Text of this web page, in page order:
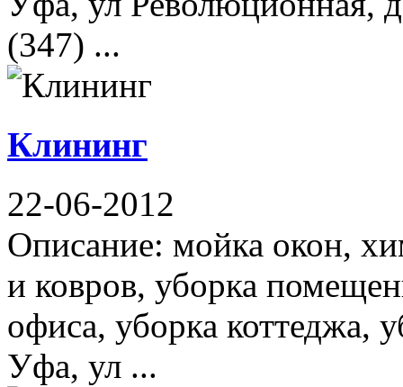
(347) ...
Клининг
22-06-2012
Описание: мойка окон,
и ковров, уборка
офиса, уборка коттеджа,
Уфа, ул ...